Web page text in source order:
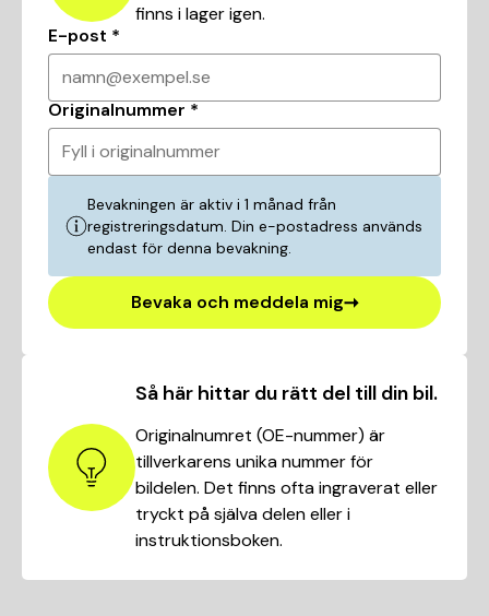
Så här hittar du rätt del till din bil.
Originalnumret (OE-nummer) är
tillverkarens unika nummer för
bildelen. Det finns ofta ingraverat eller
tryckt på själva delen eller i
instruktionsboken.
finns i lager igen.
E-post *
namn@exempel.se
Originalnummer *
Fyll i originalnummer
Bevakningen är aktiv i 1 månad från
registreringsdatum. Din e-postadress används
endast för denna bevakning.
Bevaka och meddela mig